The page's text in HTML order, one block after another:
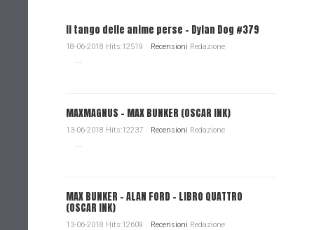
Il tango delle anime perse - Dylan Dog #379
18-06-2018 Hits:12519 Recensioni Redazione
...
MAXMAGNUS – MAX BUNKER (OSCAR INK)
13-06-2018 Hits:12237 Recensioni Redazione
...
MAX BUNKER – ALAN FORD – LIBRO QUATTRO
(OSCAR INK)
13-06-2018 Hits:12609 Recensioni Redazione